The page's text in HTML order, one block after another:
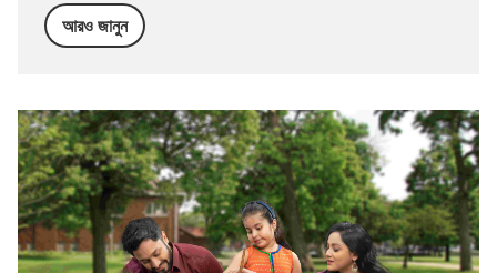
আরও জানুন